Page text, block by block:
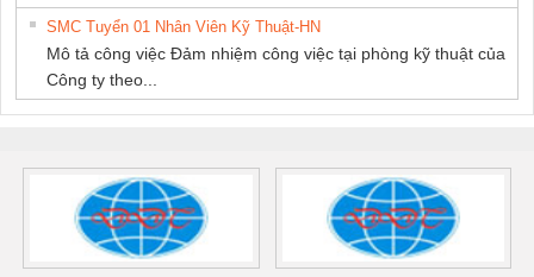
SMC Tuyển 01 Nhân Viên Kỹ Thuật-HN
Mô tả công việc Đảm nhiệm công việc tại phòng kỹ thuật của
Công ty theo...